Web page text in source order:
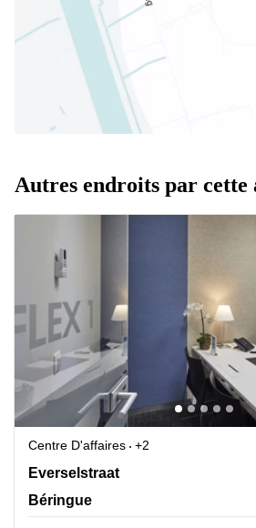
Autres endroits par cette
Centre D'affaires
+2
Everselstraat 133, Béringue
Everselstraat
Béringue